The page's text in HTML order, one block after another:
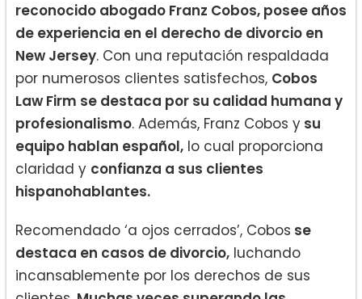
reconocido abogado Franz Cobos, posee años
de experiencia en el derecho de divorcio en
New Jersey. Con una reputación respaldada
por numerosos clientes satisfechos, Cobos
Law Firm se destaca por su calidad humana y
profesionalismo. Además, Franz Cobos y su
equipo hablan español, lo cual proporciona
claridad y confianza a sus clientes
hispanohablantes.
Recomendado ‘a ojos cerrados’, Cobos se
destaca en casos de divorcio, luchando
incansablemente por los derechos de sus